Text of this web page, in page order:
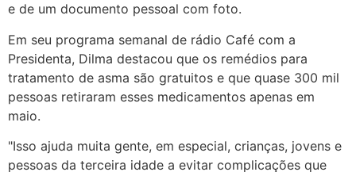
e de um documento pessoal com foto.
Em seu programa semanal de rádio Café com a
Presidenta, Dilma destacou que os remédios para
tratamento de asma são gratuitos e que quase 300 mil
pessoas retiraram esses medicamentos apenas em
maio.
"Isso ajuda muita gente, em especial, crianças, jovens e
pessoas da terceira idade a evitar complicações que